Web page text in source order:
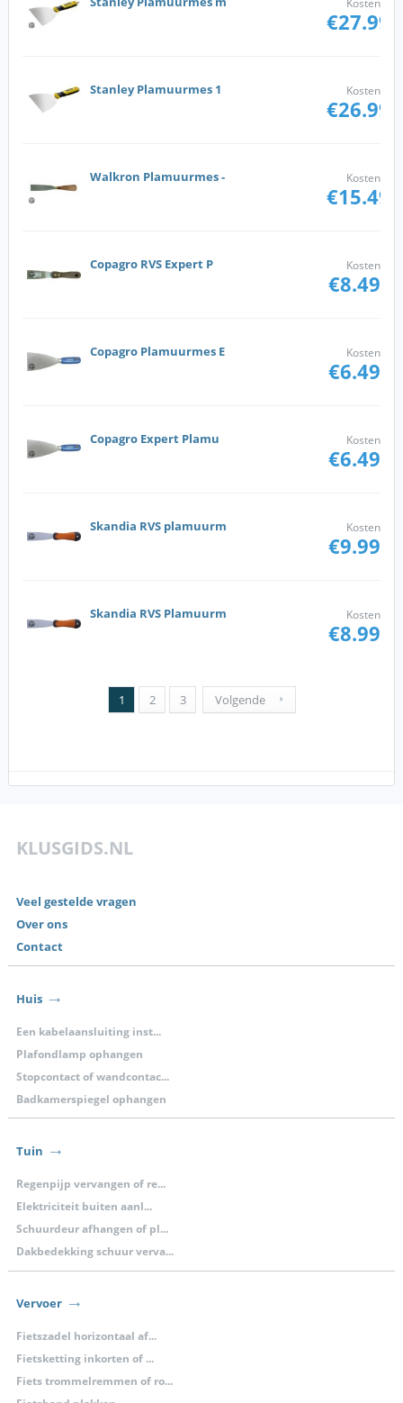
Kosten
€27.99
Stanley Plamuurmes 1 Kosten
€26.99
Walkron Plamuurmes - Kosten
€15.49
Copagro RVS Expert P Kosten
€8.49
Copagro Plamuurmes E Kosten
€6.49
Copagro Expert Plamu Kosten
€6.49
Skandia RVS plamuurm Kosten
€9.99
Skandia RVS Plamuurm Kosten
€8.99
1 2 3 Volgende
KLUSGIDS.NL
Veel gestelde vragen
Over ons
Contact
Huis
Een kabelaansluiting inst...
Plafondlamp ophangen
Stopcontact of wandcontac...
Badkamerspiegel ophangen
Tuin
Regenpijp vervangen of re...
Elektriciteit buiten aanl...
Schuurdeur afhangen of pl...
Dakbedekking schuur verva...
Vervoer
Fietszadel horizontaal af...
Fietsketting inkorten of ...
Fiets trommelremmen of ro...